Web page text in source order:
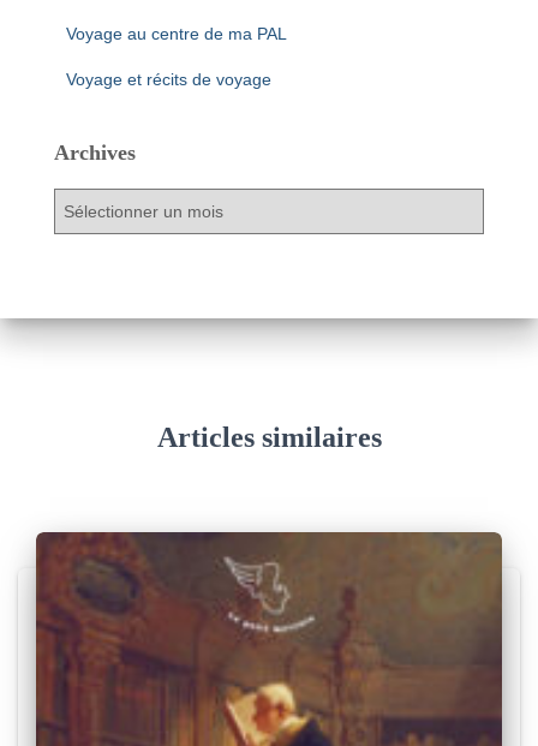
Voyage au centre de ma PAL
Voyage et récits de voyage
Archives
v
Articles similaires